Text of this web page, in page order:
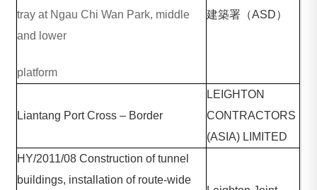
tray at Ngau Chi Wan Park, middle
and lower
platform
建築署（ASD）
Liantang Port Cross – Border
LEIGHTON
CONTRACTORS
(ASIA) LIMITED
HY/2011/08 Construction of tunnel
buildings, installation of route-wide